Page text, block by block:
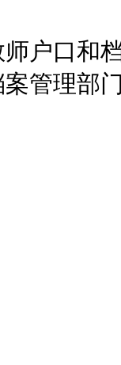
口和档
管理部